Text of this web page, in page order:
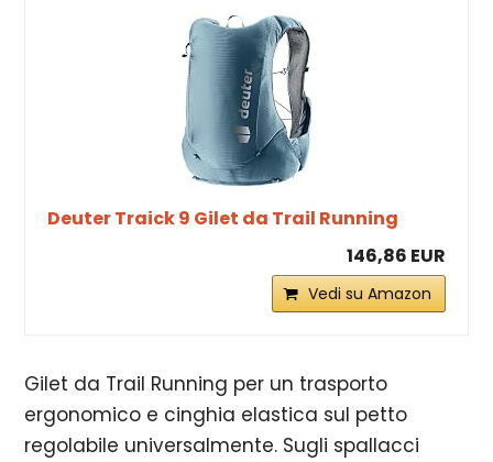
Deuter Traick 9 Gilet da Trail Running
146,86 EUR
Vedi su Amazon
Gilet da Trail Running per un trasporto
ergonomico e cinghia elastica sul petto
regolabile universalmente. Sugli spallacci